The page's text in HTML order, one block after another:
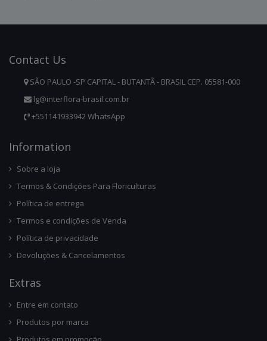
Contact Us
SÃO PAULO -SP CAPITAL - BUTANTÃ - BRASIL CEP. 05581-000
lg@interflora-brasil.com.br
+551141933942 WhatsApp
InforMation
Sobre a loja
Termos & Condições Para Floriculturas
Política de entrega
Termos e condições de Venda
Política de privacidade
Devoluções & Cancelamentos
ExtRas
Entre em contato
Produtos por marca